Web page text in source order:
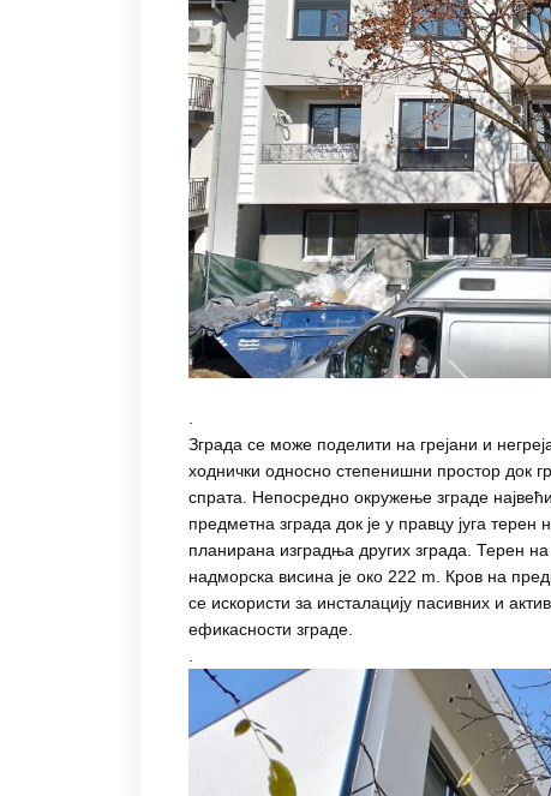
Зграда се може поделити на грејани и
ходнички односно степенишни простор док
спрата. Непосредно окружење зграде
предметна зграда док је у правцу југа
планирана изградња других зграда. Терен
надморска висина је око 222 m. Кров на
се искористи за инсталацију пасивних и
ефикасности зграде.